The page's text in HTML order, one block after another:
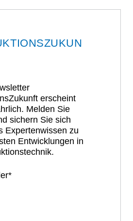
erscheint
Melden Sie
sichern Sie sich
Expertenwissen zu
Entwicklungen in